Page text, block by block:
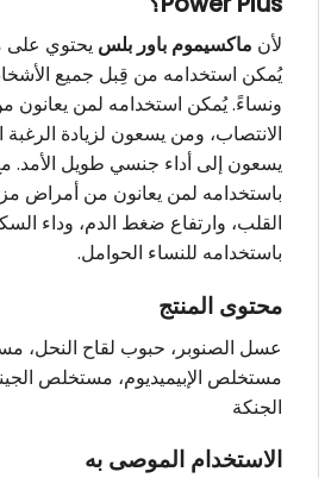
لأن ماكسيموم باور بلس يحتوي على
يُمكن استخدامه من قِبل جميع
ونساءً. يُمكن استخدامه لمن
الانتصاب، ومن يسعون لزيادة
يسعون إلى أداء جنسي طويل الأمد.
باستخدامه لمن يعانون من أمراض
القلب، وارتفاع ضغط الدم، وداء
باستخدامه للنساء الحوامل.
محتوى المنتج
عسل الصنوبر، حبوب لقاح النحل،
مستخلص الإبيميديوم، مستخلص
الجنكة
الاستخدام الموصى به